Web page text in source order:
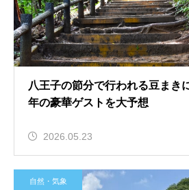
八王子の節分で行われる豆まき
年の豪華ゲストを大予想
2026.05.23
自然・気象